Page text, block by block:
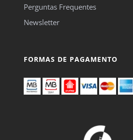
Perguntas Frequentes
Newsletter
FORMAS DE PAGAMENTO